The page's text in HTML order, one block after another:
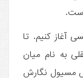
آغاز کنیم. تا
مستقلی به نام میان
مسیول نگارش